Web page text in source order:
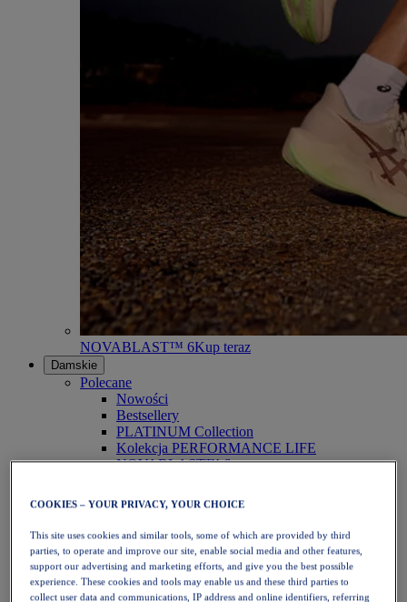
NOVABLAST™ 6Kup teraz
Damskie
Polecane
Nowości
Bestsellery
PLATINUM Collection
Kolekcja PERFORMANCE LIFE
NOVABLAST™ 6
Bieganie
Bieganie w terenie
Tenis
Siatkówka
Piłka ręczna
Padel
Netball
COOKIES – YOUR PRIVACY, YOUR CHOICE
This site uses cookies and similar tools, some of which are provided by third
parties, to operate and improve our site, enable social media and other features,
support our advertising and marketing efforts, and give you the best possible
experience. These cookies and tools may enable us and these third parties to
collect user data and communications, IP address and online identifiers, referring